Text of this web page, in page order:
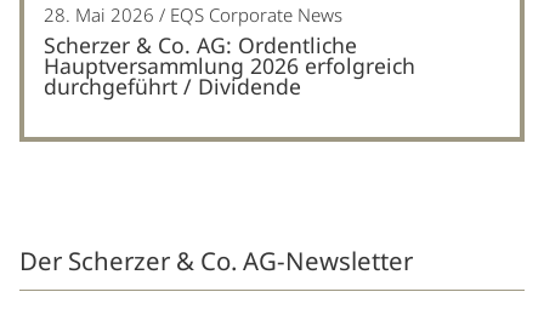
28. Mai 2026 EQS Corporate News
Scherzer & Co. AG: Ordentliche
Hauptversammlung 2026 erfolgreich
durchgeführt / Dividende
Der Scherzer & Co. AG-Newsletter